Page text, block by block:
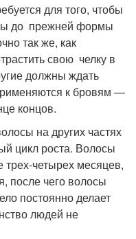
для того, чтобы
до прежней формы
так же, как
свою челку в
должны ждать
к бровям —
концов.
на других частях
цикл роста. Волосы
трех-четырех месяцев,
после чего волосы
постоянно делает
людей не